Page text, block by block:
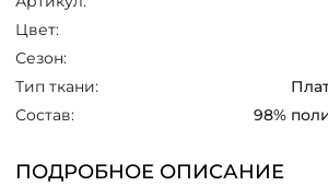
Цвет:
Сезон:
Тип ткани:
Состав:
98%
ПОДРОБНОЕ ОПИСАНИЕ